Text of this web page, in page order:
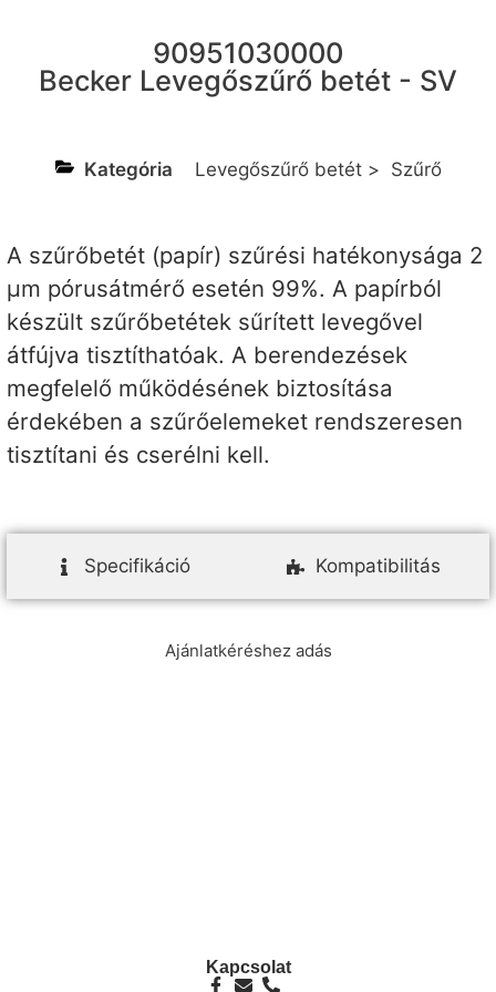
90951030000
Becker Levegőszűrő betét - SV
Kategória Levegőszűrő betét > Szűrő
A szűrőbetét (papír) szűrési hatékonysága 2
µm pórusátmérő esetén 99%. A papírból
készült szűrőbetétek sűrített levegővel
átfújva tisztíthatóak. A berendezések
megfelelő működésének biztosítása
érdekében a szűrőelemeket rendszeresen
tisztítani és cserélni kell.
Specifikáció Kompatibilitás
Ajánlatkéréshez adás
Kapcsolat